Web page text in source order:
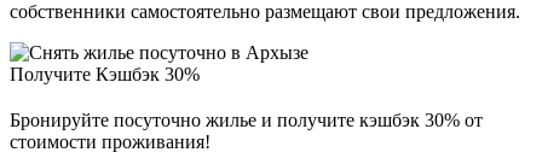
собственники самостоятельно размещают свои предложения.
Получите Кэшбэк 30%
Бронируйте посуточно жилье и получите кэшбэк 30% от
стоимости проживания!